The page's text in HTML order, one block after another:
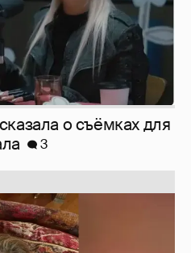
селфи без